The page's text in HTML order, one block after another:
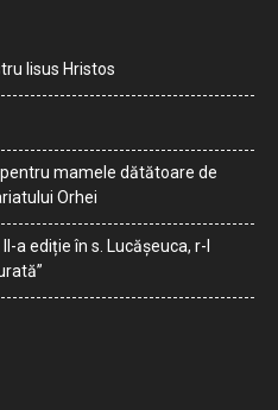
Iisus Hristos
mamele dătătoare de
Orhei
a ediție în s. Lucășeuca, r-l